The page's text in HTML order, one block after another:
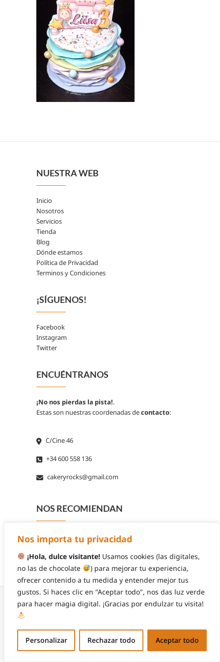
Nos importa tu privacidad
¡Hola, dulce visitante!Usamos cookies (las digitales,
no las de chocolate
) para mejorar tu experiencia,
ofrecer contenido a tu medida y entender mejor tus
gustos. Si haces clic en "Aceptar todo", nos das luz verde
para hacer magia digital. ¡Gracias por endulzar tu visita!
Personalizar Rechazar todo Aceptar todo
NUESTRA WEB
Inicio
Nosotros
Servicios
Tienda
Blog
Dónde estamos
Política de Privacidad
Terminos y Condiciones
¡SÍGUENOS!
Facebook
Instagram
Twitter
ENCUÉNTRANOS
¡No nos pierdas la pista!.
Estas son nuestras coordenadas decontacto:
C/Cine 46
+34 600 558 136
cakeryrocks@gmail.com
NOS RECOMIENDAN
© 2026 Cakery Rocks| Diseñado por:
Theme
Freesia| Funciona gracias a:WordPress